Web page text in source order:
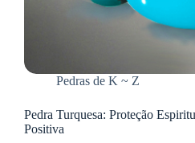
Pedras de K ~ Z
Pedra Turquesa: Proteção
Positiva